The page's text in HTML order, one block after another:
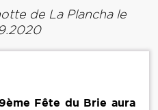
de La Planchale
Fête du Brie aura